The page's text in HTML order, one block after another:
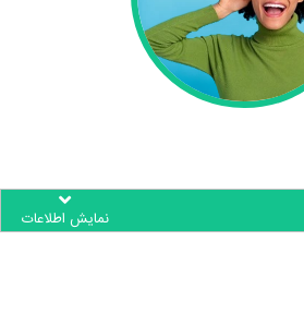
نمایش اطلاعات